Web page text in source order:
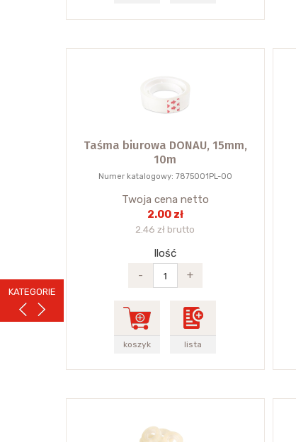
KATEGORIE
Taśma biurowa DONAU, 15mm,
10m
Numer katalogowy: 7875001PL-00
Twoja cena netto
2.00 zł
2.46 zł brutto
Ilość
-
+
koszyk lista